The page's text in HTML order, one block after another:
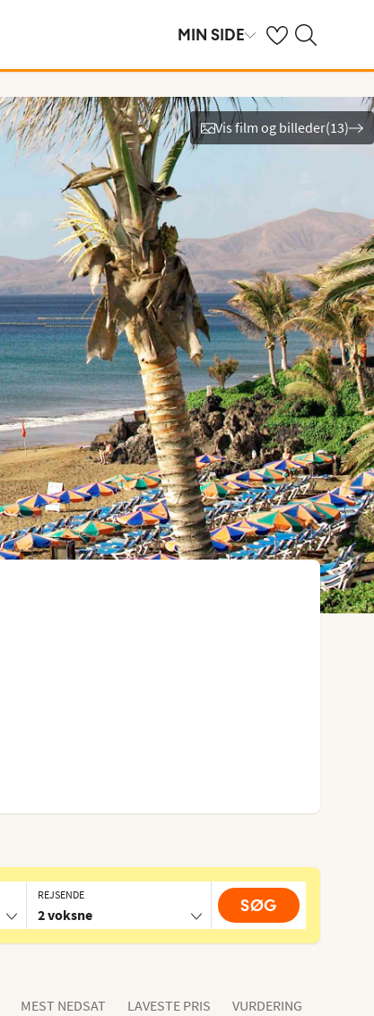
MIN SIDE Se dine gemte
Søg på spies.dk
Vis film og billeder(13)
REJSENDE
2 voksne SØG
MEST NEDSAT LAVESTE PRIS VURDERING